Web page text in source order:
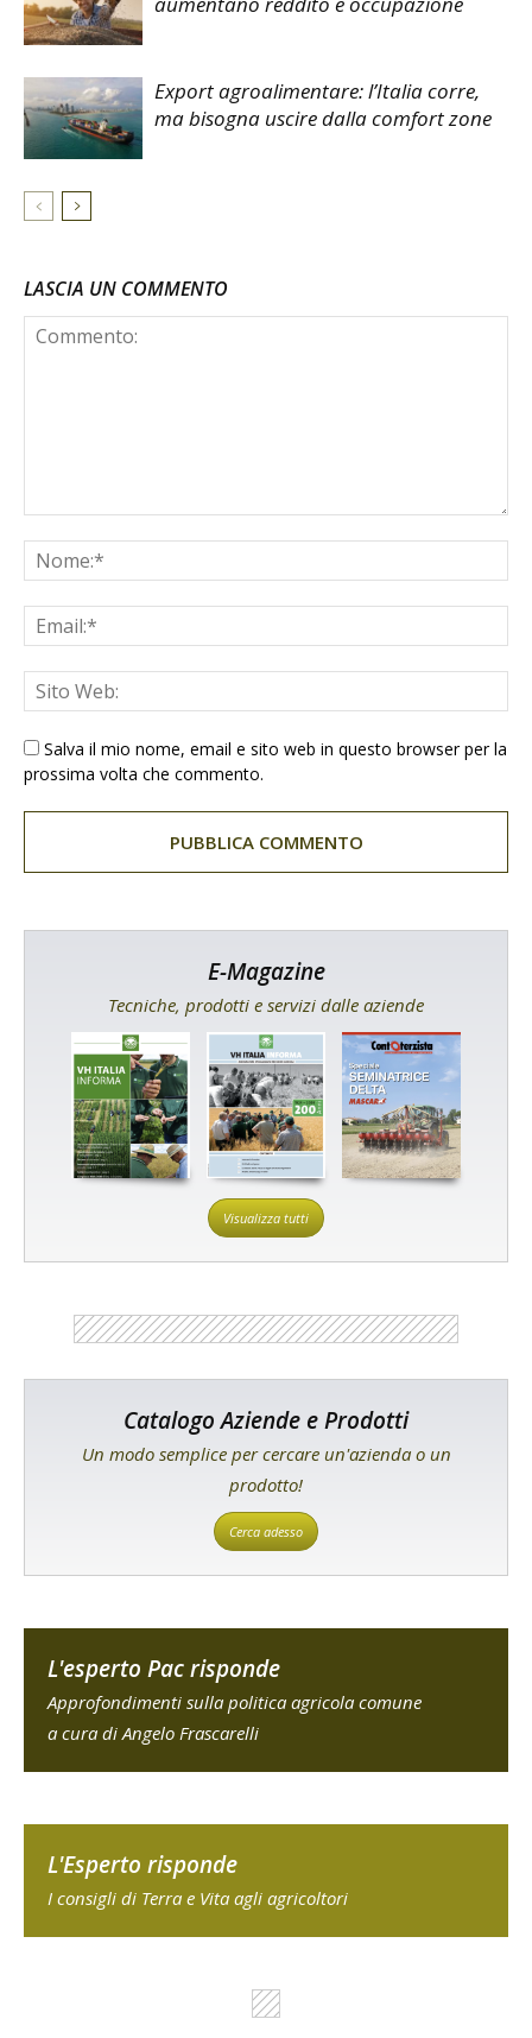
Export agroalimentare: l’Italia corre,
ma bisogna uscire dalla comfort zone
LASCIA UN COMMENTO
Salva il mio nome, email e sito web in questo browser per la
prossima volta che commento.
E-Magazine
Tecniche, prodotti e servizi dalle aziende
Visualizza tutti
Catalogo Aziende e Prodotti
Un modo semplice per cercare un'azienda o un
prodotto!
Cerca adesso
L'esperto Pac risponde
Approfondimenti sulla politica agricola comune
a cura di Angelo Frascarelli
L'Esperto risponde
I consigli di Terra e Vita agli agricoltori